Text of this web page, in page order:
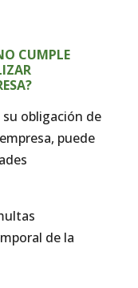
CUMPLE
obligación de
puede
de la